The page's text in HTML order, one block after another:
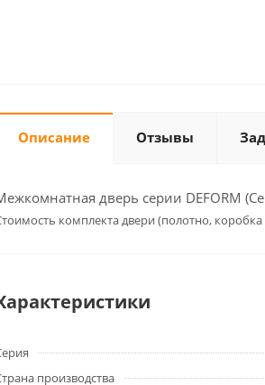
Описание Отзывы
дверь серии DEFORM
комплекта двери (полотно,
производства